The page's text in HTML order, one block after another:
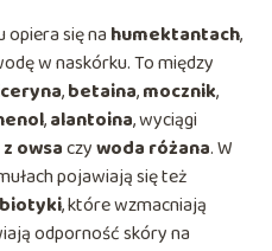
opiera się na humektantach,
w naskórku. To między
,betaina,mocznik,
,alantoina, wyciągi
owsaczywoda różana. W
pojawiają się też
, które wzmacniają
odporność skóry na